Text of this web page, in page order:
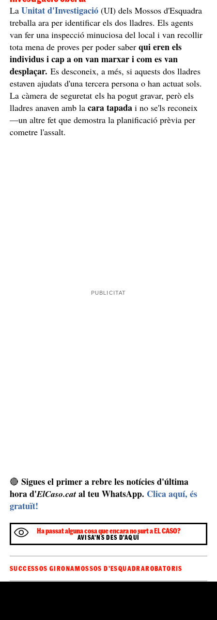
La Unitat d'Investigació (UI) dels Mossos d'Esquadra
treballa ara per identificar els dos lladres. Els agents
van fer una inspecció minuciosa del local i van recollir
tota mena de proves per poder saber qui eren els
individus i cap a on van marxar i com es van
desplaçar. Es desconeix, a més, si aquests dos lladres
estaven ajudats d'una tercera persona o han actuat sols.
La càmera de seguretat els ha pogut gravar, però els
lladres anaven amb la cara tapada i no se'ls reconeix
—un altre fet que demostra la planificació prèvia per
cometre l'assalt.
🔴 Sigues el primer a rebre les notícies d'última
hora d'ElCaso.cat al teu WhatsApp. Clica aquí, és
gratuït!
Ha passat alguna cosa que encara no surt a EL CASO?
AVISA'NS DES D'AQUÍ
SUCCESSOS GIRONAMOSSOS D'ESQUADRAROBATORIS